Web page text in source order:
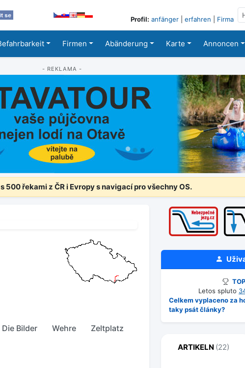
Profil: anfänger erfahren Firma
Firmen Abänderung Karte Annoncen
- REKLAMA -
500 řekami z ČR i Evropy s navigací pro všechny OS.
Die Bilder Wehre Zeltplatz
Letos spluto
Celkem vyplaceno za
taky psát články?
ARTIKELN (22)